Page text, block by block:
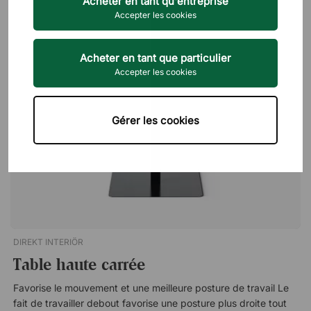
Accepter les cookies
Acheter en tant que particulier
Accepter les cookies
Gérer les cookies
assortis pour aménager les zones de réunion.
DIREKT INTERIÖR
Table haute carrée
Favorise le mouvement et une meilleure posture de travail Le
fait de travailler debout favorise une posture plus droite tout